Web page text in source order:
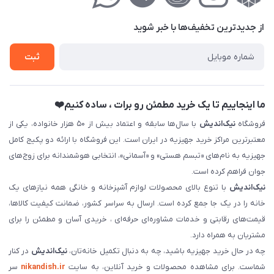
فروش‌اقساطی
از جدید‌ترین تخفیف‌ها با‌ خبر شوید
ثبت
ما اینجاییم تا یک خرید مطمئن رو برات ، ساده کنیم❤️
فروشگاهنیک‌اندیش
با سال‌ها سابقه و اعتماد بیش از ۵۰ هزار خانواده، یکی از
معتبرترین مراکز خرید جهیزیه در ایران است. این فروشگاه با ارائه دو پکیج کامل
جهیزیه به نام‌های «تبسم هستی» و «آسمانی»، انتخابی هوشمندانه برای زوج‌های
جوان فراهم کرده است.
نیک‌اندیش با تنوع بالای محصولات لوازم آشپزخانه و خانگی همه نیازهای یک
خانه را در یک جا جمع کرده است. ارسال به سراسر کشور، ضمانت کیفیت کالاها،
قیمت‌های رقابتی و خدمات مشاوره‌ای حرفه‌ای ، خریدی آسان و مطمئن را برای
مشتریان به همراه دارد.
چه در حال خرید جهیزیه باشید، چه به دنبال تکمیل خانه‌تان،نیک‌اندیش در کنار
شماست. برای مشاهده محصولات و خرید آنلاین، به سایت nikandish.ir سر